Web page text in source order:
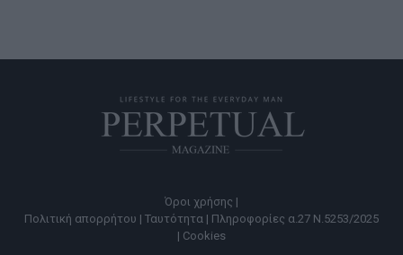
Όροι χρήσης |
Πολιτική απορρήτου | Ταυτότητα | Πληροφορίες α.27 Ν.5253/2025
| Cookies